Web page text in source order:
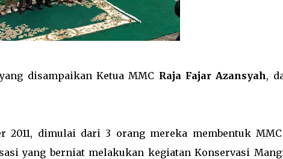
disampaikan Ketua MMC Raja Fajar Azansyah,
2011, dimulai dari 3 orang mereka membentuk
yang berniat melakukan kegiatan Konservasi